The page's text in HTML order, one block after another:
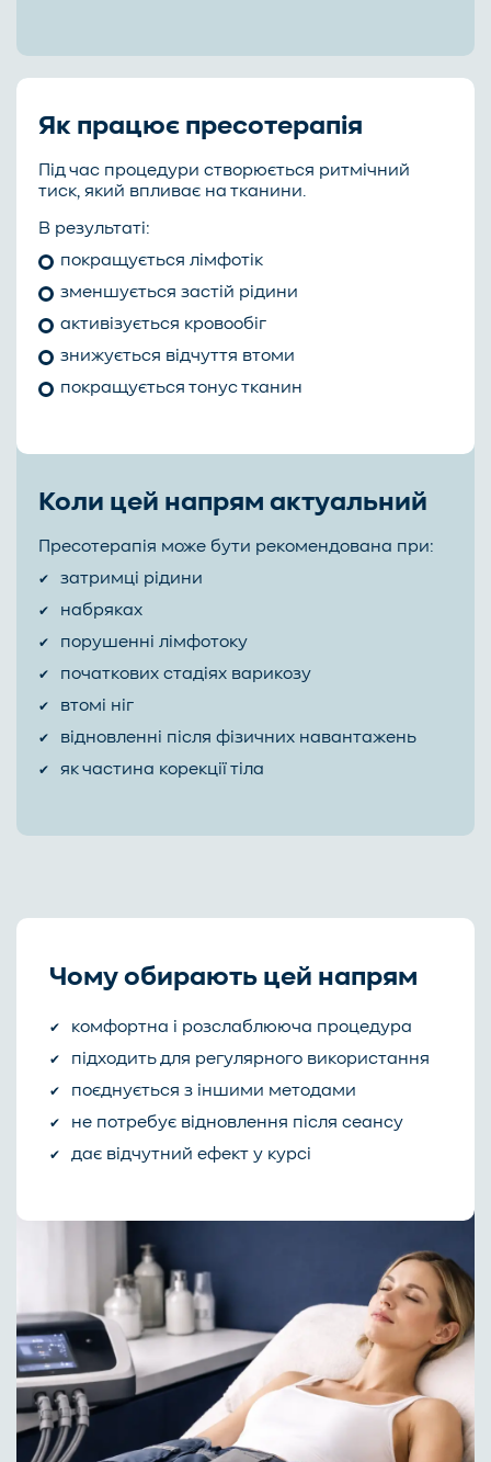
Як працює пресотерапія
Під час процедури створюється ритмічний
тиск, який впливає на тканини.
В результаті:
покращується лімфотік
зменшується застій рідини
активізується кровообіг
знижується відчуття втоми
покращується тонус тканин
Коли цей напрям актуальний
Пресотерапія може бути рекомендована при:
затримці рідини
набряках
порушенні лімфотоку
початкових стадіях варикозу
втомі ніг
відновленні після фізичних навантажень
як частина корекції тіла
Чому обирають цей напрям
комфортна і розслаблююча процедура
підходить для регулярного використання
поєднується з іншими методами
не потребує відновлення після сеансу
дає відчутний ефект у курсі